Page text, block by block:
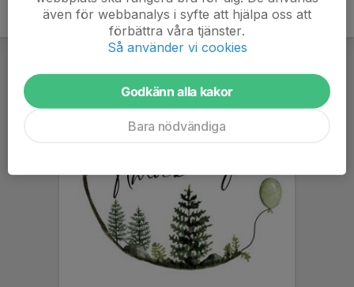
även för webbanalys i syfte att hjälpa oss att
förbättra våra tjänster.
Så använder vi cookies
Godkänn alla kakor
Bara nödvändiga